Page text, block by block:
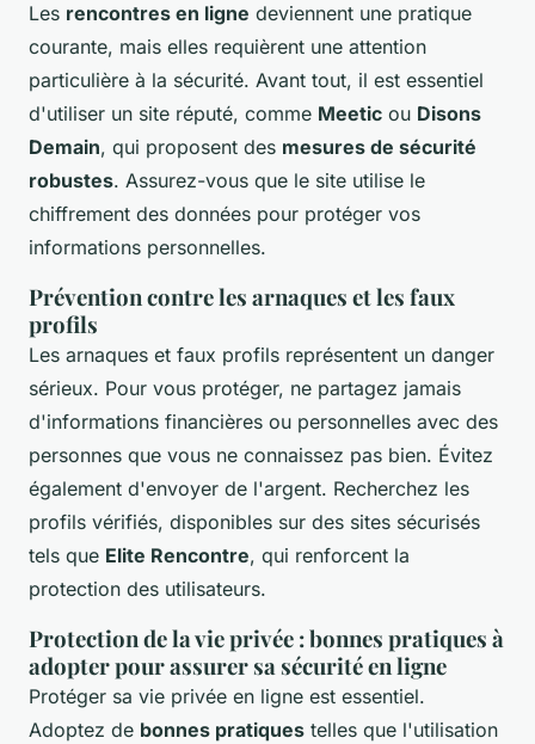
Les rencontres en ligne deviennent une pratique
courante, mais elles requièrent une attention
particulière à la sécurité. Avant tout, il est essentiel
d'utiliser un site réputé, comme Meetic ou Disons
Demain, qui proposent des mesures de sécurité
robustes. Assurez-vous que le site utilise le
chiffrement des données pour protéger vos
informations personnelles.
Prévention contre les arnaques et les faux
profils
Les arnaques et faux profils représentent un danger
sérieux. Pour vous protéger, ne partagez jamais
d'informations financières ou personnelles avec des
personnes que vous ne connaissez pas bien. Évitez
également d'envoyer de l'argent. Recherchez les
profils vérifiés, disponibles sur des sites sécurisés
tels que Elite Rencontre, qui renforcent la
protection des utilisateurs.
Protection de la vie privée : bonnes pratiques à
adopter pour assurer sa sécurité en ligne
Protéger sa vie privée en ligne est essentiel.
Adoptez de bonnes pratiques telles que l'utilisation